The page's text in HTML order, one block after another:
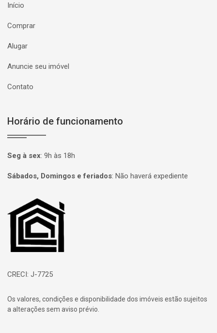
Início
Comprar
Alugar
Anuncie seu imóvel
Contato
Horário de funcionamento
Seg à sex: 9h às 18h
Sábados, Domingos e feriados: Não haverá expediente
Página inicial
CRECI: J-7725
Os valores, condições e disponibilidade dos imóveis estão sujeitos
a alterações sem aviso prévio.